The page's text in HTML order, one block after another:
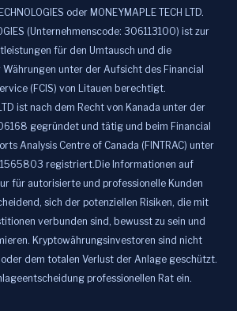
oder MONEYMAPLE TECH LTD.
(Unternehmenscode: 306113100) ist zur
für den Umtausch und die
unter der Aufsicht des Financial
(FCIS) von Litauen berechtigt.
LTD ist nach dem Recht von Kanada unter der
gegründet und tätig und beim Financial
Analysis Centre of Canada (FINTRAC) unter
registriert.Die Informationen auf
für autorisierte und professionelle Kunden
sich der potenziellen Risiken, die mit
verbunden sind, bewusst zu sein und
Kryptowährungsinvestoren sind nicht
dem totalen Verlust der Anlage geschützt.
professionellen Rat ein.